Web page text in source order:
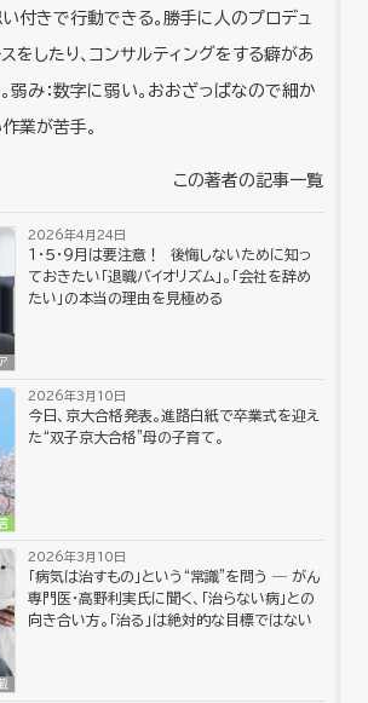
い付きで行動できる。勝手に人のプロデュ
をしたり、コンサルティングをする癖があ
弱み：数字に弱い。おおざっぱなので細か
業が苦手。
この著者の記事一覧
2026年4月24日
１・５・９月は要注意！ 後悔しないために知っ
ておきたい「退職バイオリズム」。「会社を辞め
たい」の本当の理由を見極める
2026年3月10日
今日、京大合格発表。進路白紙で卒業式を迎え
た“双子京大合格”母の子育て。
2026年3月10日
「病気は治すもの」という“常識”を問う ― がん
専門医・高野利実氏に聞く、「治らない病」との
向き合い方。「治る」は絶対的な目標ではない